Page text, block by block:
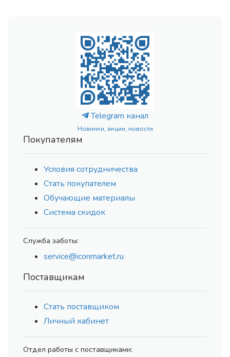
Telegram канал
Новинки, акции, новости
Покупателям
Условия сотрудничества
Стать покупателем
Обучающие материалы
Система скидок
Служба заботы:
service@iconmarket.ru
Поставщикам
Стать поставщиком
Личный кабинет
Отдел работы с поставщиками: